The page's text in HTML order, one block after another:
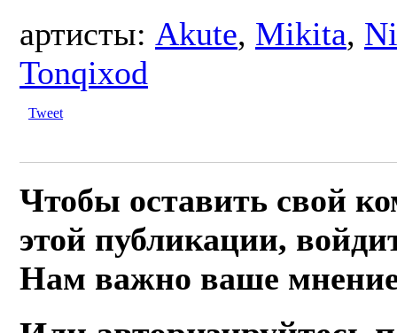
артисты: Akute, Mikita,
Tonqixod
Tweet
Чтобы оставить свой
этой публикации,
Нам важно ваше